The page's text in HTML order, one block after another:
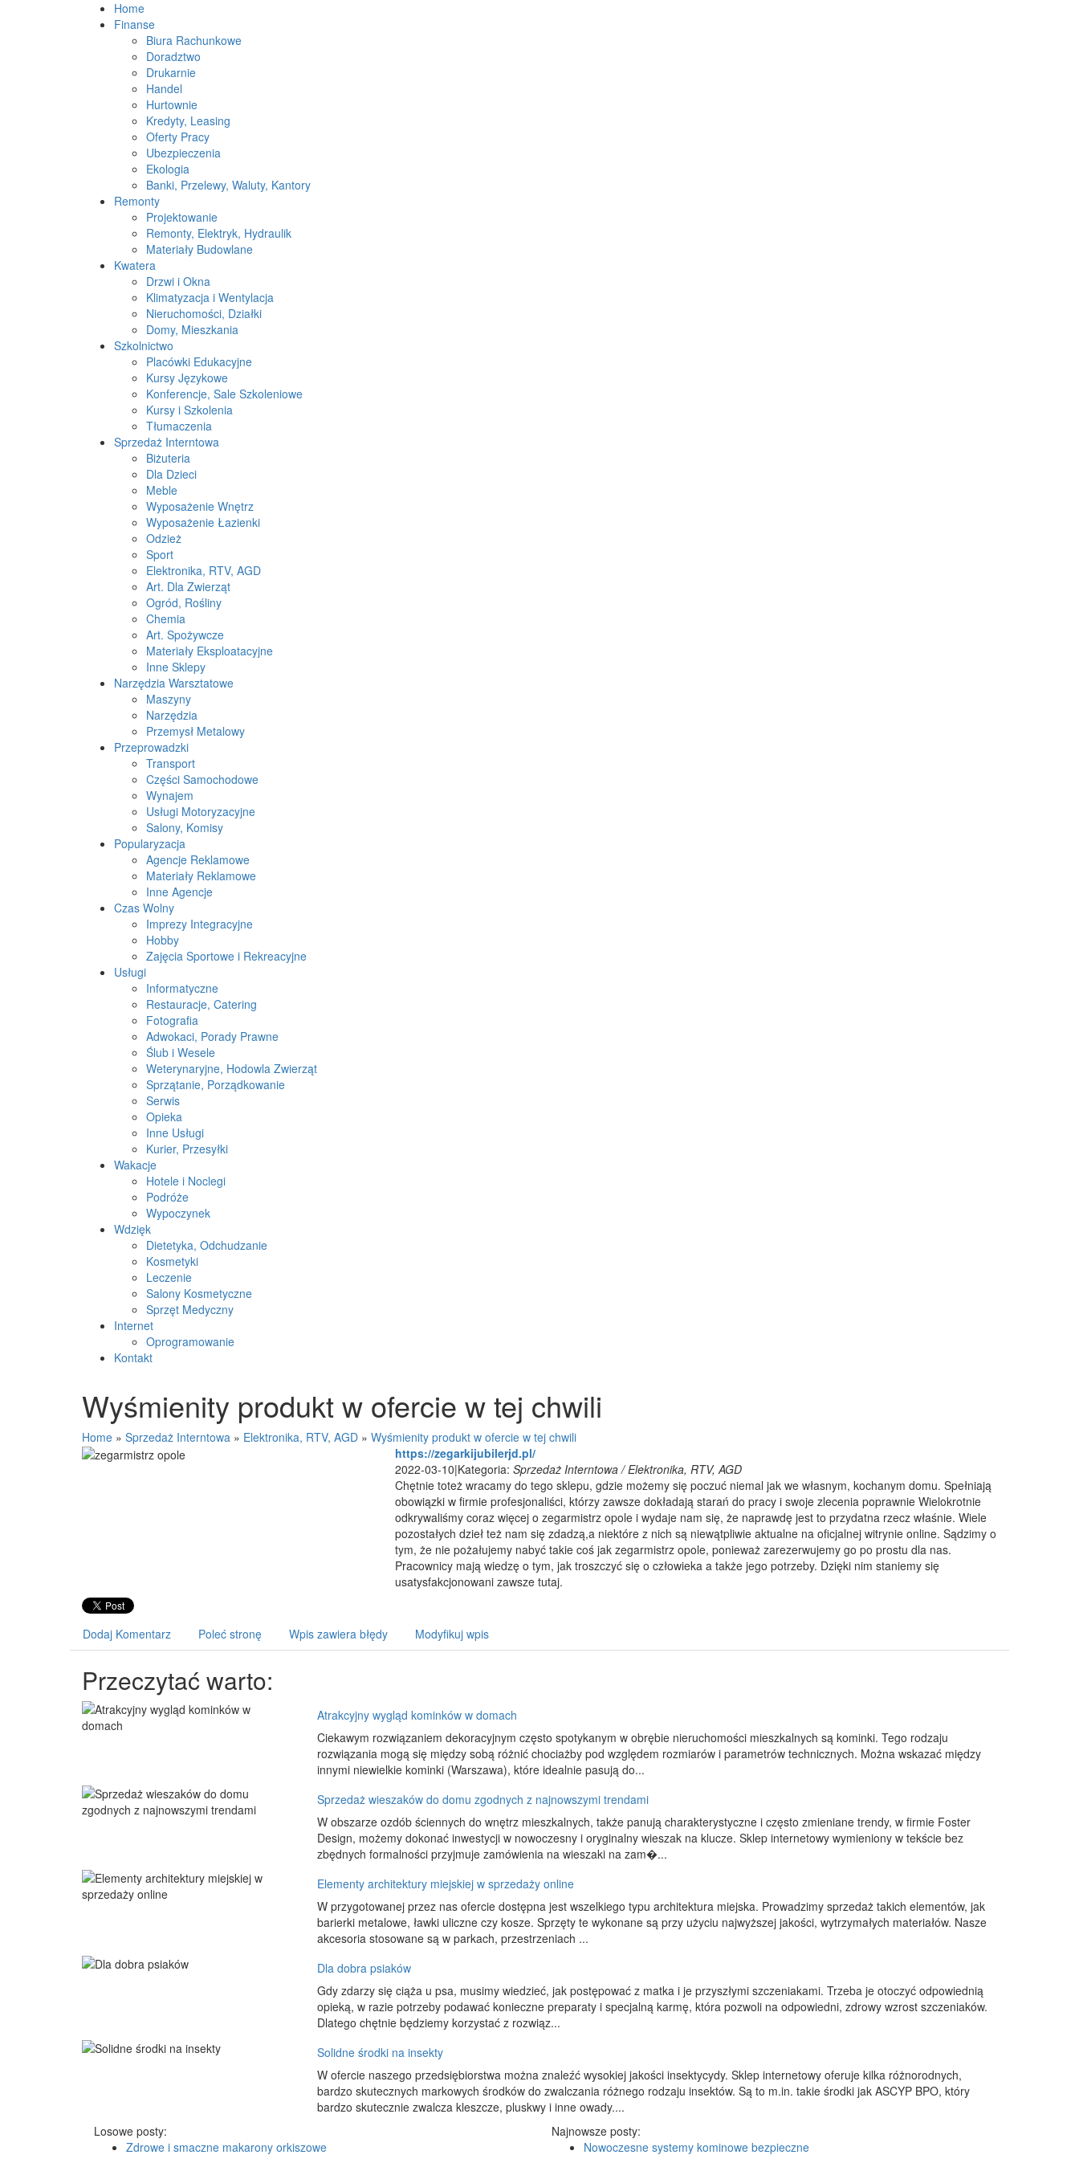
Home
Finanse
Biura Rachunkowe
Doradztwo
Drukarnie
Handel
Hurtownie
Kredyty, Leasing
Oferty Pracy
Ubezpieczenia
Ekologia
Banki, Przelewy, Waluty, Kantory
Remonty
Projektowanie
Remonty, Elektryk, Hydraulik
Materiały Budowlane
Kwatera
Drzwi i Okna
Klimatyzacja i Wentylacja
Nieruchomości, Działki
Domy, Mieszkania
Szkolnictwo
Placówki Edukacyjne
Kursy Językowe
Konferencje, Sale Szkoleniowe
Kursy i Szkolenia
Tłumaczenia
Sprzedaż Interntowa
Biżuteria
Dla Dzieci
Meble
Wyposażenie Wnętrz
Wyposażenie Łazienki
Odzież
Sport
Elektronika, RTV, AGD
Art. Dla Zwierząt
Ogród, Rośliny
Chemia
Art. Spożywcze
Materiały Eksploatacyjne
Inne Sklepy
Narzędzia Warsztatowe
Maszyny
Narzędzia
Przemysł Metalowy
Przeprowadzki
Transport
Części Samochodowe
Wynajem
Usługi Motoryzacyjne
Salony, Komisy
Popularyzacja
Agencje Reklamowe
Materiały Reklamowe
Inne Agencje
Czas Wolny
Imprezy Integracyjne
Hobby
Zajęcia Sportowe i Rekreacyjne
Usługi
Informatyczne
Restauracje, Catering
Fotografia
Adwokaci, Porady Prawne
Ślub i Wesele
Weterynaryjne, Hodowla Zwierząt
Sprzątanie, Porządkowanie
Serwis
Opieka
Inne Usługi
Kurier, Przesyłki
Wakacje
Hotele i Noclegi
Podróże
Wypoczynek
Wdzięk
Dietetyka, Odchudzanie
Kosmetyki
Leczenie
Salony Kosmetyczne
Sprzęt Medyczny
Internet
Oprogramowanie
Kontakt
Wyśmienity produkt w ofercie w tej chwili
Home » Sprzedaż Interntowa » Elektronika, RTV, AGD » Wyśmienity produkt w ofercie w tej chwili
https://zegarkijubilerjd.pl/
2022-03-10|Kategoria: Sprzedaż Interntowa / Elektronika, RTV, AGD
Chętnie toteż wracamy do tego sklepu, gdzie możemy się poczuć niemal jak we własnym, kochanym domu. Spełniają
obowiązki w firmie profesjonaliści, którzy zawsze dokładają starań do pracy i swoje zlecenia poprawnie Wielokrotnie
odkrywaliśmy coraz więcej o zegarmistrz opole i wydaje nam się, że naprawdę jest to przydatna rzecz właśnie. Wiele
pozostałych dzieł też nam się zdadzą,a niektóre z nich są niewątpliwie aktualne na oficjalnej witrynie online. Sądzimy o
tym, że nie pożałujemy nabyć takie coś jak zegarmistrz opole, ponieważ zarezerwujemy go po prostu dla nas.
Pracownicy mają wiedzę o tym, jak troszczyć się o człowieka a także jego potrzeby. Dzięki nim staniemy się
usatysfakcjonowani zawsze tutaj.
Dodaj Komentarz Poleć stronę Wpis zawiera błędy Modyfikuj wpis
Przeczytać warto:
Atrakcyjny wygląd kominków w domach
Ciekawym rozwiązaniem dekoracyjnym często spotykanym w obrębie nieruchomości mieszkalnych są kominki. Tego rodzaju
rozwiązania mogą się między sobą różnić chociażby pod względem rozmiarów i parametrów technicznych. Można wskazać między
innymi niewielkie kominki (Warszawa), które idealnie pasują do...
Sprzedaż wieszaków do domu zgodnych z najnowszymi trendami
W obszarze ozdób ściennych do wnętrz mieszkalnych, także panują charakterystyczne i często zmieniane trendy, w firmie Foster
Design, możemy dokonać inwestycji w nowoczesny i oryginalny wieszak na klucze. Sklep internetowy wymieniony w tekście bez
zbędnych formalności przyjmuje zamówienia na wieszaki na zam�...
Elementy architektury miejskiej w sprzedaży online
W przygotowanej przez nas ofercie dostępna jest wszelkiego typu architektura miejska. Prowadzimy sprzedaż takich elementów, jak
barierki metalowe, ławki uliczne czy kosze. Sprzęty te wykonane są przy użyciu najwyższej jakości, wytrzymałych materiałów. Nasze
akcesoria stosowane są w parkach, przestrzeniach ...
Dla dobra psiaków
Gdy zdarzy się ciąża u psa, musimy wiedzieć, jak postępować z matka i je przyszłymi szczeniakami. Trzeba je otoczyć odpowiednią
opieką, w razie potrzeby podawać konieczne preparaty i specjalną karmę, która pozwoli na odpowiedni, zdrowy wzrost szczeniaków.
Dlatego chętnie będziemy korzystać z rozwiąz...
Solidne środki na insekty
W ofercie naszego przedsiębiorstwa można znaleźć wysokiej jakości insektycydy. Sklep internetowy oferuje kilka różnorodnych,
bardzo skutecznych markowych środków do zwalczania różnego rodzaju insektów. Są to m.in. takie środki jak ASCYP BPO, który
bardzo skutecznie zwalcza kleszcze, pluskwy i inne owady....
Losowe posty:
Zdrowe i smaczne makarony orkiszowe
Najnowsze posty:
Nowoczesne systemy kominowe bezpieczne